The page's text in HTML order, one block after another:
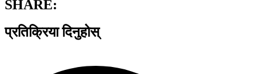
SHARE:
प्रतिक्रिया दिनुहोस्